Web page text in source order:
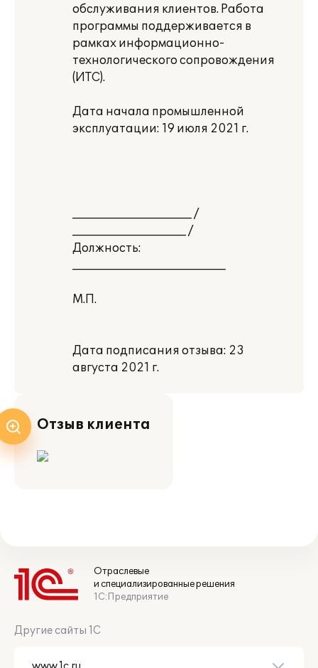
обслуживания клиентов. Работа
программы поддерживается в
рамках информационно-
технологического сопровождения
(ИТС).
Дата начала промышленной
эксплуатации: 19 июля 2021 г.
_____________________ /
____________________ /
Должность:
___________________________
М.П.
Дата подписания отзыва: 23
августа 2021 г.
Отзыв клиента
Отраслевые
и специализированные решения
1С:Предприятие
Другие сайты 1С